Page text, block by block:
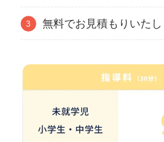
無料でお見積もりいたし